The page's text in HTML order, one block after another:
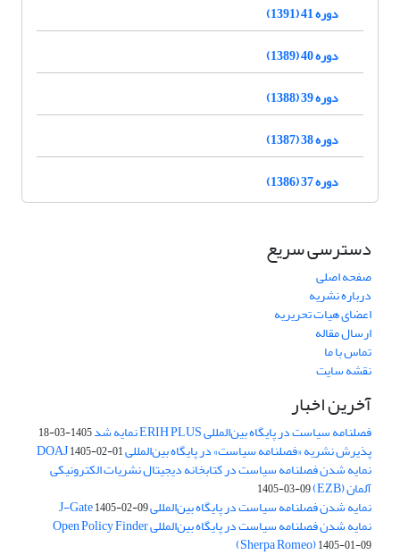
دوره 41 (1391)
دوره 40 (1389)
دوره 39 (1388)
دوره 38 (1387)
دوره 37 (1386)
دسترسی سریع
صفحه اصلی
درباره نشریه
اعضای هیات تحریریه
ارسال مقاله
تماس با ما
نقشه سایت
آخرین اخبار
فصلنامه سیاست در پایگاه بین‌المللی ERIH PLUS نمایه شد 1405-03-18
پذیرش نشریه «فصلنامه سیاست» در پایگاه بین‌المللی DOAJ1405-02-01
نمایه شدن فصلنامه سیاست در کتابخانه دیجیتال نشریات الکترونیکی
آلمان (EZB) 1405-03-09
نمایه شدن فصلنامه سیاست در پایگاه بین‌المللی J-Gate1405-02-09
نمایه شدن فصلنامه سیاست در پایگاه بین‌المللی Open Policy Finder
(Sherpa Romeo)1405-01-09